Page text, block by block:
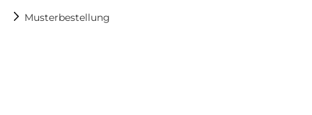
Musterbestellung